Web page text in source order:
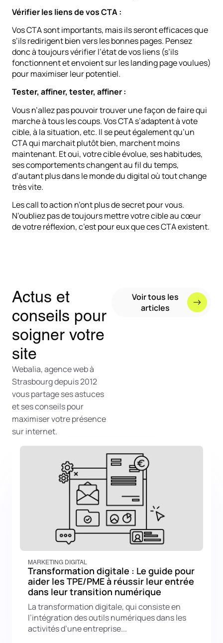
Vérifier les liens de vos CTA :
Vos CTA sont importants, mais ils seront efficaces que
s’ils redirigent bien vers les bonnes pages. Pensez
donc à toujours vérifier l’état de vos liens (s’ils
fonctionnent et envoient sur les landing page voulues)
pour maximiser leur potentiel.
Tester, affiner, tester, affiner :
Vous n’allez pas pouvoir trouver une façon de faire qui
marche à tous les coups. Vos CTA s’adaptent à vote
cible, à la situation, etc. Il se peut également qu’un
CTA qui marchait plutôt bien, marchent moins
maintenant. Et oui, votre cible évolue, ses habitudes,
ses comportements changent au fil du temps,
d’autant plus dans le monde du digital où tout change
très vite.
Les call to action n’ont plus de secret pour vous.
N’oubliez pas de toujours mettre votre cible au cœur
de votre réflexion, c’est pour eux que ces CTA existent.
Actus et
conseils pour
soigner votre
site
Webalia, agence web à
Strasbourg depuis 2012
vous partage ses astuces
et ses conseils pour
maximiser votre présence
sur internet.
Voir tous les
articles
MARKETING DIGITAL
Transformation digitale : Le guide pour
aider les TPE/PME à réussir leur entrée
dans leur transition numérique
La transformation digitale, qui consiste en
l’intégration des outils numériques dans les
activités d’une entreprise...